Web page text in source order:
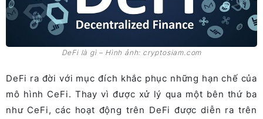
DeFi là gì – Hình ảnh: cryptosiam.com
DeFi ra đời với mục đích khắc phục những hạn chế của
mô hình CeFi. Thay vì được xử lý qua một bên thứ ba
như CeFi, các hoạt động trên DeFi được diễn ra trên